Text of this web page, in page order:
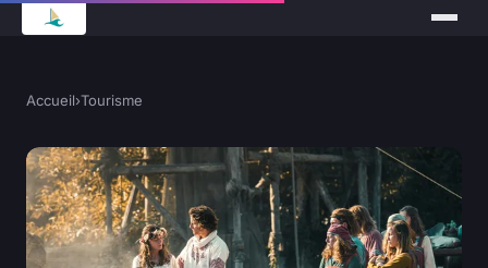
Accueil›Tourisme